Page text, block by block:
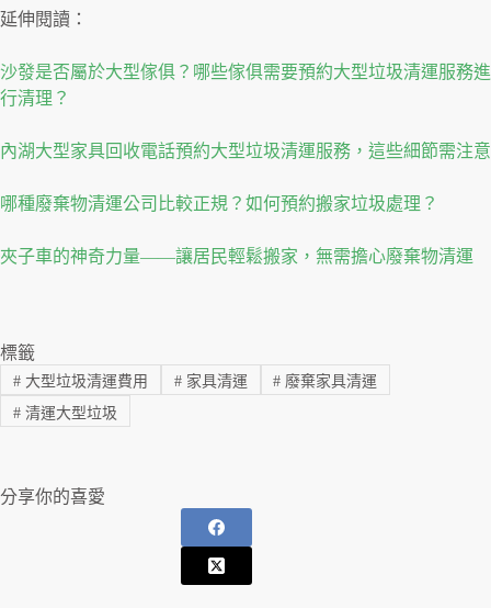
延伸閱讀：
沙發是否屬於大型傢俱？哪些傢俱需要預約大型垃圾清運服務進
行清理？
內湖大型家具回收電話預約大型垃圾清運服務，這些細節需注意
哪種廢棄物清運公司比較正規？如何預約搬家垃圾處理？
夾子車的神奇力量——讓居民輕鬆搬家，無需擔心廢棄物清運
標籤
#大型垃圾清運費用 #家具清運 # 廢棄家具清運
#清運大型垃圾
分享你的喜愛